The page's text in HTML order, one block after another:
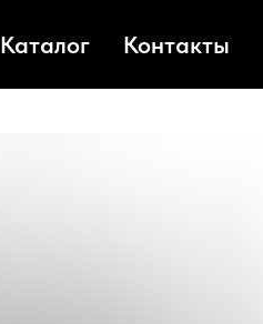
Каталог Контакты